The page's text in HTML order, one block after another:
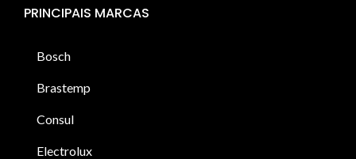
PRINCIPAIS MARCAS
Bosch
Brastemp
Consul
Electrolux